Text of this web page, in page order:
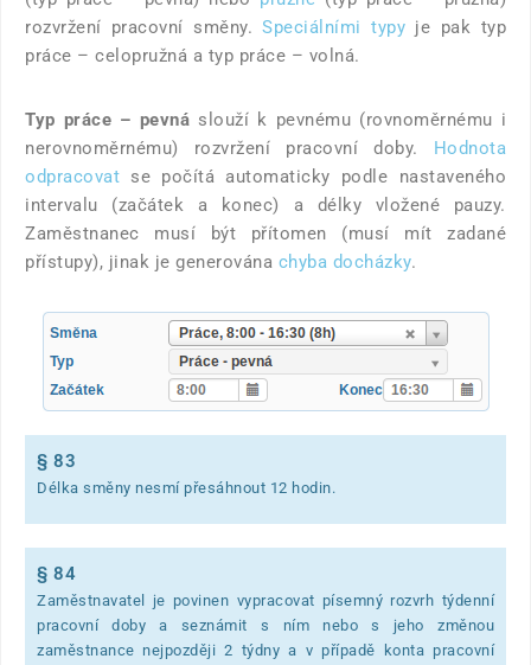
rozvržení pracovní směny.Speciálními typy je pak typ
práce – celopružná a typ práce – volná.
Typ práce – pevná slouží k pevnému (rovnoměrnému i
nerovnoměrnému) rozvržení pracovní doby.
Hodnota
odpracovat se počítá automaticky podle nastaveného
intervalu (začátek a konec) a délky vložené pauzy.
Zaměstnanec musí být přítomen (musí mít zadané
přístupy), jinak je generována chyba docházky.
§ 83
Délka směny nesmí přesáhnout 12 hodin.
§ 84
Zaměstnavatel je povinen vypracovat písemný rozvrh týdenní
pracovní doby a seznámit s ním nebo s jeho změnou
zaměstnance nejpozději 2 týdny a v případě konta pracovní